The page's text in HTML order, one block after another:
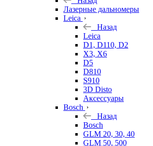
Лазерные дальномеры
Leica
Назад
Leica
D1, D110, D2
X3, X6
D5
D810
S910
3D Disto
Аксессуары
Bosch
Назад
Bosch
GLM 20, 30, 40
GLM 50, 500